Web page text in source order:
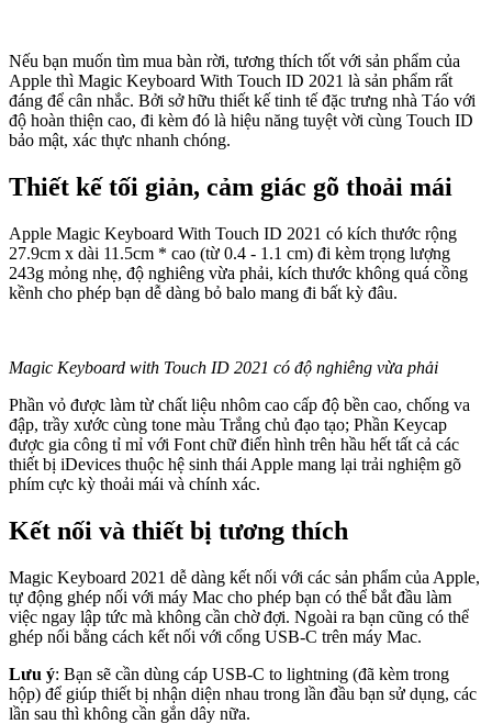
Nếu bạn muốn tìm mua bàn rời, tương thích tốt với sản phẩm của
Apple thì Magic Keyboard With Touch ID 2021 là sản phẩm rất
đáng để cân nhắc. Bởi sở hữu thiết kế tinh tế đặc trưng nhà Táo với
độ hoàn thiện cao, đi kèm đó là hiệu năng tuyệt vời cùng Touch ID
bảo mật, xác thực nhanh chóng.
Thiết kế tối giản, cảm giác gõ thoải mái
Apple Magic Keyboard With Touch ID 2021 có kích thước rộng
27.9cm x dài 11.5cm * cao (từ 0.4 - 1.1 cm) đi kèm trọng lượng
243g mỏng nhẹ, độ nghiêng vừa phải, kích thước không quá cồng
kềnh cho phép bạn dễ dàng bỏ balo mang đi bất kỳ đâu.
Magic Keyboard with Touch ID 2021 có độ nghiêng vừa phải
Phần vỏ được làm từ chất liệu nhôm cao cấp độ bền cao, chống va
đập, trầy xước cùng tone màu Trắng chủ đạo tạo; Phần Keycap
được gia công tỉ mỉ với Font chữ điển hình trên hầu hết tất cả các
thiết bị iDevices thuộc hệ sinh thái Apple mang lại trải nghiệm gõ
phím cực kỳ thoải mái và chính xác.
Kết nối và thiết bị tương thích
Magic Keyboard 2021 dễ dàng kết nối với các sản phẩm của Apple,
tự động ghép nối với máy Mac cho phép bạn có thể bắt đầu làm
việc ngay lập tức mà không cần chờ đợi. Ngoài ra bạn cũng có thể
ghép nối bằng cách kết nối với cổng USB-C trên máy Mac.
Lưu ý: Bạn sẽ cần dùng cáp USB-C to lightning (đã kèm trong
hộp) để giúp thiết bị nhận diện nhau trong lần đầu bạn sử dụng, các
lần sau thì không cần gắn dây nữa.